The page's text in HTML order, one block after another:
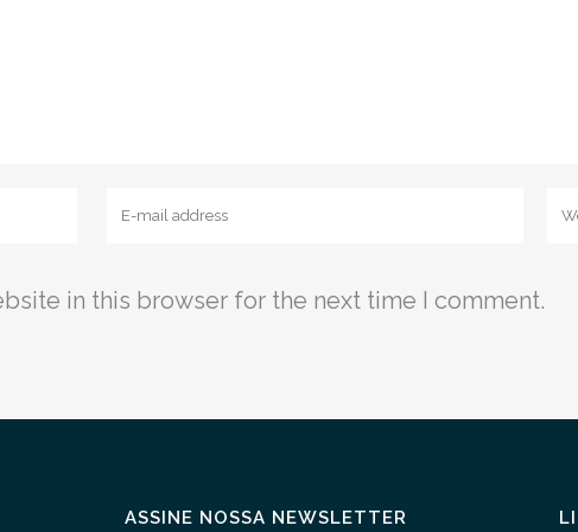
in this browser for the next time I comment.
ASSINE NOSSA NEWSLETTER